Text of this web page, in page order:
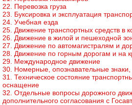
22. Перевозка груза
23. Буксировка и эксплуатация
24. Учебная езда
25. Движение транспортных средств в
26. Движение в жилой и пешеходной
27. Движение по автомагистралям и
28. Движение по горным дорогам и на
29. Международное движение
30. Номерные, опознавательные
31. Техническое состояние
оснащение
32. Отдельные вопросы дорожного
дополнительного согласования с